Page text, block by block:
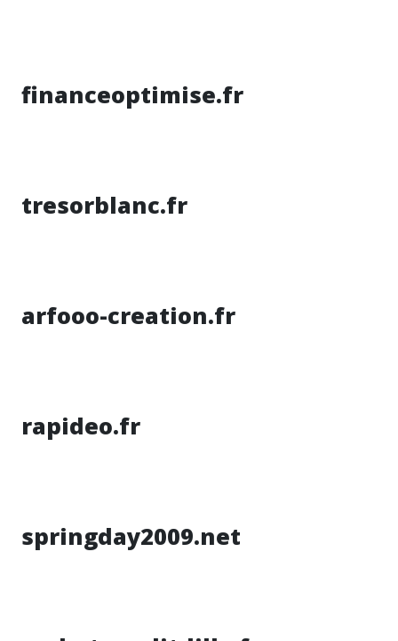
financeoptimise.fr
tresorblanc.fr
arfooo-creation.fr
rapideo.fr
springday2009.net